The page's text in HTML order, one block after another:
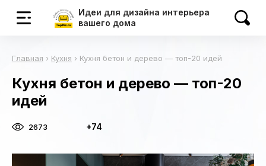
Идеи для дизайна интерьера
вашего дома
Главная › Кухня › Кухня бетон и дерево — топ-20 идей
Кухня бетон и дерево — топ-20
идей
2673 +74